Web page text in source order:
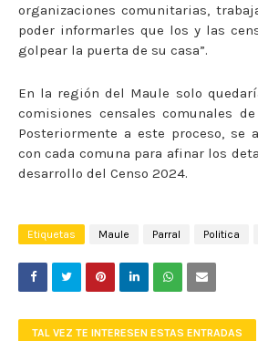
organizaciones comunitarias,
poder informarles que los y las
golpear la puerta de su casa”.
En la región del Maule solo
comisiones censales comunales
Posteriormente a este proceso, se
con cada comuna para afinar los
desarrollo del Censo 2024.
Etiquetas Maule Parral Politica
TAL VEZ TE INTERESEN ESTAS ENTRADAS